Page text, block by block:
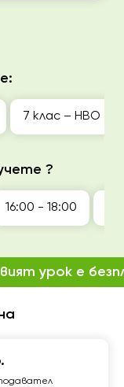
урок е
7 клас – НВО
?
16:00 - 18:00